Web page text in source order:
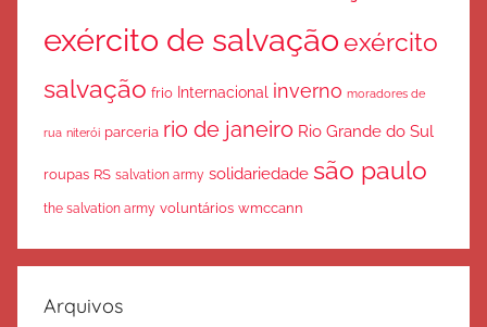
exército de salvaçãoexército
salvação frio Internacional inverno moradores de
rua niterói parceria rio de janeiro Rio Grande do Sul
roupas RS salvation army solidariedade são paulo
the salvation army voluntários wmccann
Arquivos